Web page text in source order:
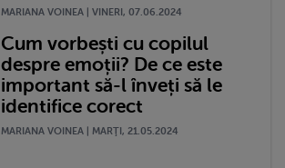
MARIANA VOINEA | VINERI, 07.06.2024
Cum vorbești cu copilul
despre emoții? De ce este
important să-l înveți să le
identifice corect
MARIANA VOINEA | MARŢI, 21.05.2024